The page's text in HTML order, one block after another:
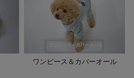
ワンピース＆カバーオール